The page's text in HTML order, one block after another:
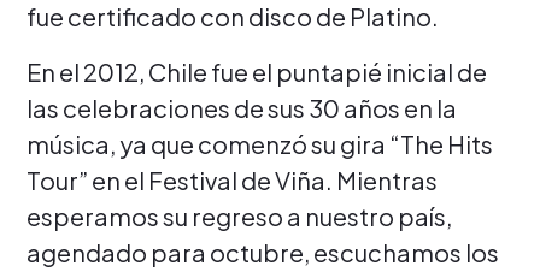
fue certificado con disco de Platino.
En el 2012, Chile fue el puntapié inicial de
las celebraciones de sus 30 años en la
música, ya que comenzó su gira “The Hits
Tour” en el Festival de Viña. Mientras
esperamos su regreso a nuestro país,
agendado para octubre, escuchamos los